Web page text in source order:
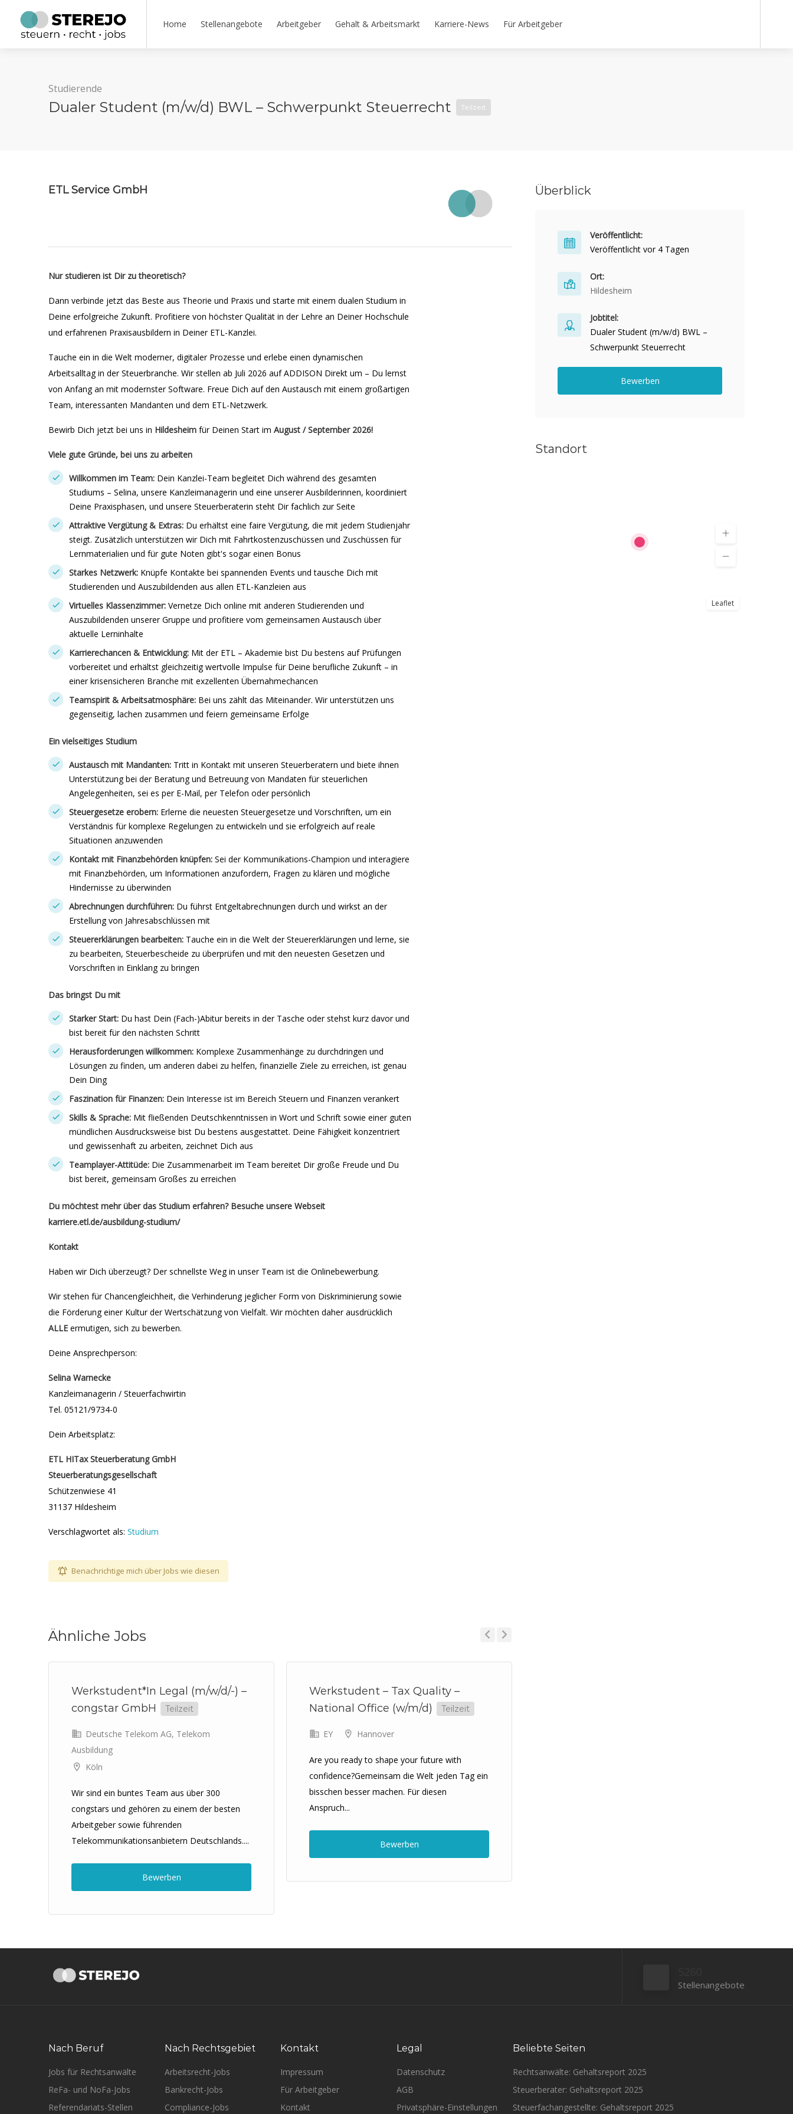
Home Stellenangebote Arbeitgeber Gehalt & Arbeitsmarkt Karriere-News Für Arbeitgeber
Studierende
Dualer Student (m/w/d) BWL – Schwerpunkt Steuerrecht Teilzeit
ETL Service GmbH
Nur studieren ist Dir zu theoretisch?
Dann verbinde jetzt das Beste aus Theorie und Praxis und starte mit einem dualen Studium in
Deine erfolgreiche Zukunft. Profitiere von höchster Qualität in der Lehre an Deiner Hochschule
und erfahrenen Praxisausbildern in Deiner ETL-Kanzlei.
Tauche ein in die Welt moderner, digitaler Prozesse und erlebe einen dynamischen
Arbeitsalltag in der Steuerbranche. Wir stellen ab Juli 2026 auf ADDISON Direkt um – Du lernst
von Anfang an mit modernster Software. Freue Dich auf den Austausch mit einem großartigen
Team, interessanten Mandanten und dem ETL-Netzwerk.
Bewirb Dich jetzt bei uns in Hildesheim für Deinen Start im August / September 2026!
Viele gute Gründe, bei uns zu arbeiten
Willkommen im Team: Dein Kanzlei-Team begleitet Dich während des gesamten
Studiums – Selina, unsere Kanzleimanagerin und eine unserer Ausbilderinnen, koordiniert
Deine Praxisphasen, und unsere Steuerberaterin steht Dir fachlich zur Seite
Attraktive Vergütung & Extras: Du erhältst eine faire Vergütung, die mit jedem Studienjahr
steigt. Zusätzlich unterstützen wir Dich mit Fahrtkostenzuschüssen und Zuschüssen für
Lernmaterialien und für gute Noten gibt's sogar einen Bonus
Starkes Netzwerk: Knüpfe Kontakte bei spannenden Events und tausche Dich mit
Studierenden und Auszubildenden aus allen ETL-Kanzleien aus
Virtuelles Klassenzimmer: Vernetze Dich online mit anderen Studierenden und
Auszubildenden unserer Gruppe und profitiere vom gemeinsamen Austausch über
aktuelle Lerninhalte
Karrierechancen & Entwicklung: Mit der ETL – Akademie bist Du bestens auf Prüfungen
vorbereitet und erhältst gleichzeitig wertvolle Impulse für Deine berufliche Zukunft – in
einer krisensicheren Branche mit exzellenten Übernahmechancen
Teamspirit & Arbeitsatmosphäre: Bei uns zählt das Miteinander. Wir unterstützen uns
gegenseitig, lachen zusammen und feiern gemeinsame Erfolge
Ein vielseitiges Studium
Austausch mit Mandanten: Tritt in Kontakt mit unseren Steuerberatern und biete ihnen
Unterstützung bei der Beratung und Betreuung von Mandaten für steuerlichen
Angelegenheiten, sei es per E-Mail, per Telefon oder persönlich
Steuergesetze erobern: Erlerne die neuesten Steuergesetze und Vorschriften, um ein
Verständnis für komplexe Regelungen zu entwickeln und sie erfolgreich auf reale
Situationen anzuwenden
Kontakt mit Finanzbehörden knüpfen: Sei der Kommunikations-Champion und interagiere
mit Finanzbehörden, um Informationen anzufordern, Fragen zu klären und mögliche
Hindernisse zu überwinden
Abrechnungen durchführen: Du führst Entgeltabrechnungen durch und wirkst an der
Erstellung von Jahresabschlüssen mit
Steuererklärungen bearbeiten: Tauche ein in die Welt der Steuererklärungen und lerne, sie
zu bearbeiten, Steuerbescheide zu überprüfen und mit den neuesten Gesetzen und
Vorschriften in Einklang zu bringen
Das bringst Du mit
Starker Start: Du hast Dein (Fach-)Abitur bereits in der Tasche oder stehst kurz davor und
bist bereit für den nächsten Schritt
Herausforderungen willkommen: Komplexe Zusammenhänge zu durchdringen und
Lösungen zu finden, um anderen dabei zu helfen, finanzielle Ziele zu erreichen, ist genau
Dein Ding
Faszination für Finanzen: Dein Interesse ist im Bereich Steuern und Finanzen verankert
Skills & Sprache: Mit fließenden Deutschkenntnissen in Wort und Schrift sowie einer guten
mündlichen Ausdrucksweise bist Du bestens ausgestattet. Deine Fähigkeit konzentriert
und gewissenhaft zu arbeiten, zeichnet Dich aus
Teamplayer-Attitüde: Die Zusammenarbeit im Team bereitet Dir große Freude und Du
bist bereit, gemeinsam Großes zu erreichen
Du möchtest mehr über das Studium erfahren? Besuche unsere Webseit
karriere.etl.de/ausbildung-studium/
Kontakt
Haben wir Dich überzeugt? Der schnellste Weg in unser Team ist die Onlinebewerbung.
Wir stehen für Chancengleichheit, die Verhinderung jeglicher Form von Diskriminierung sowie
die Förderung einer Kultur der Wertschätzung von Vielfalt. Wir möchten daher ausdrücklich
ALLE ermutigen, sich zu bewerben.
Deine Ansprechperson:
Selina Warnecke
Kanzleimanagerin / Steuerfachwirtin
Tel. 05121/9734-0
Dein Arbeitsplatz:
ETL HITax Steuerberatung GmbH
Steuerberatungsgesellschaft
Schützenwiese 41
31137 Hildesheim
Verschlagwortet als: Studium
Benachrichtige mich über Jobs wie diesen
Ähnliche Jobs
Werkstudent*In Legal (m/w/d/-) –
congstar GmbH
Teilzeit
Deutsche Telekom AG, Telekom
Ausbildung
Köln
Wir sind ein buntes Team aus über 300
congstars und gehören zu einem der besten
Arbeitgeber sowie führenden
Telekommunikationsanbietern Deutschlands....
Bewerben
Werkstudent – Tax Quality –
National Office (w/m/d)
Teilzeit
EY Hannover
Are you ready to shape your future with
confidence?Gemeinsam die Welt jeden Tag ein
bisschen besser machen. Für diesen
Anspruch...
Bewerben
Überblick
Veröffentlicht:
Veröffentlicht vor 4 Tagen
Ort:
Hildesheim
Jobtitel:
Dualer Student (m/w/d) BWL –
Schwerpunkt Steuerrecht
Bewerben
Standort
Leaflet
Stellenangebote
Nach Beruf
Jobs für Rechtsanwälte
ReFa- und NoFa-Jobs
Referendariats-Stellen
Nach Rechtsgebiet
Arbeitsrecht-Jobs
Bankrecht-Jobs
Compliance-Jobs
Kontakt
Impressum
Für Arbeitgeber
Kontakt
Legal
Datenschutz
AGB
Privatsphäre-Einstellungen
Beliebte Seiten
Rechtsanwälte: Gehaltsreport 2025
Steuerberater: Gehaltsreport 2025
Steuerfachangestellte: Gehaltsreport 2025